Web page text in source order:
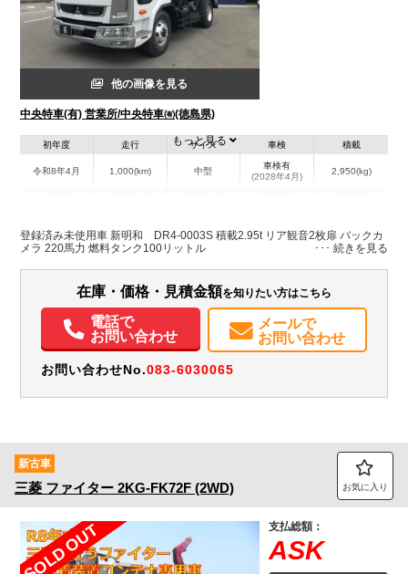
他の画像を見る
中央特車(有) 営業所/中央特車㈲(徳島県)
初年度
令和8年4月
走行
1,000(km)
サイズ
中型
車検
車検有
(2028年4月)
積載
2,950(kg)
徳島県
W:2,050
H:1,400
W:2,220
H:2,810
無
装備情報
もっと見る
登録済み未使用車 新明和 DR4-0003S 積載2.95t リア観音2枚扉 バックカ
メラ 220馬力 燃料タンク100リットル
在庫・価格・見積金額を知りたい方はこちら
電話で
お問い合わせ
メールで
お問い合わせ
お問い合わせNo.083-6030065
新古車
三菱 ファイター 2KG-FK72F (2WD) お気に入り
SOLD OUT 支払総額：
ASK